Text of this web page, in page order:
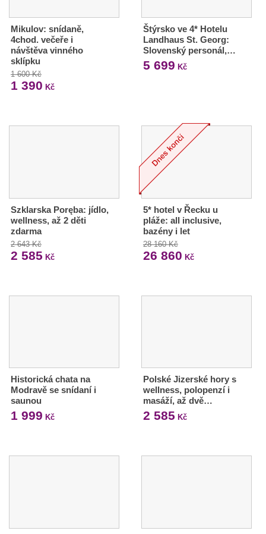
Mikulov: snídaně,
4chod. večeře i
návštěva vinného
sklípku
1 600 Kč
1 390 Kč
Štýrsko ve 4* Hotelu
Landhaus St. Georg:
Slovenský personál,…
5 699 Kč
Szklarska Poręba: jídlo,
wellness, až 2 děti
zdarma
2 643 Kč
2 585 Kč
5* hotel v Řecku u
pláže: all inclusive,
bazény i let
28 160 Kč
26 860 Kč
Historická chata na
Modravě se snídaní i
saunou
1 999 Kč
Polské Jizerské hory s
wellness, polopenzí i
masáží, až dvě…
2 585 Kč